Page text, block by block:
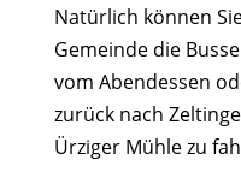
Natürlich können
Gemeinde die
vom Abendessen
zurück nach
Ürziger Mühle zu